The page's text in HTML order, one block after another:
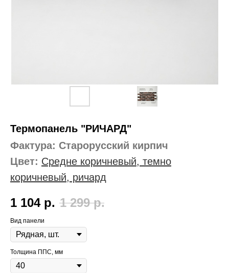
Термопанель "РИЧАРД"
Фактура: Старорусский кирпич
Цвет: Средне коричневый, темно
коричневый, ричард
1 104 р. 1 299 р.
Вид панели
Толщина ППС, мм